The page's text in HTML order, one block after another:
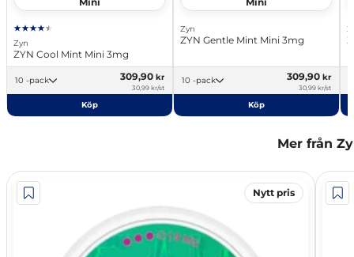
Zyn
ZYN Cool Mint Mini 3mg
10 -pack 309,90 kr
30,99 kr/st
Köp
Zyn
ZYN Gentle Mint Mini 3mg
10 -pack 309,90 kr
30,99 kr/st
Köp
Mer från
Nytt pris